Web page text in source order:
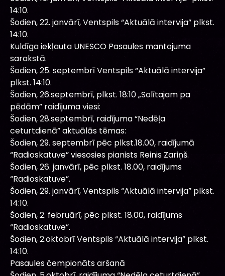
14:10.
Šodien, 22. janvārī, Ventspils “Aktuālā intervija” plkst.
14:10.
Kuldīga iekļauta UNESCO Pasaules mantojuma
sarakstā.
Šodien, 25. septembrī Ventspils “Aktuālā intervija”
plkst. 14:10.
Šodien, 26.septembrī, plkst. 18:10 „Solītajam pa
pēdām” raidījuma viesi:
Šodien, 28.septembrī, raidījuma “Nedēļa
ceturtdienā” aktuālās tēmas:
Šodien, 29. septembrī pēc plkst.18.00, raidījumā
“Radioskatuve” viesosies pianists Reinis Zariņš.
Šodien, 26. janvārī, pēc plkst. 18.00, raidījums
“Radioskatuve”.
Šodien, 29. janvārī, Ventspils “Aktuālā intervija” plkst.
14:10.
Šodien, 2. februārī, pēc plkst. 18.00, raidījums
“Radioskatuve”.
Šodien, 2.oktobrī Ventspils “Aktuālā intervija” plkst.
14:10.
Pasaules čempionāts aršanā